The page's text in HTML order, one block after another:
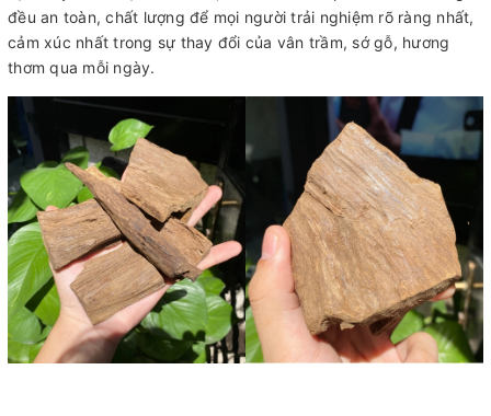
đều an toàn, chất lượng để mọi người trải nghiệm rõ ràng nhất,
cảm xúc nhất trong sự thay đổi của vân trầm, sớ gỗ, hương
thơm qua mỗi ngày.